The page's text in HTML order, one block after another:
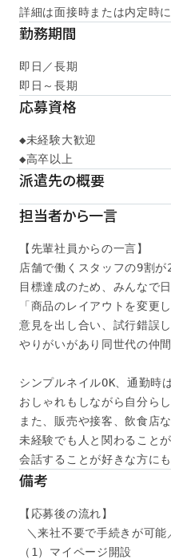
詳細は面接時または内定時
勤務期間
即日／長期
即日～長期
応募資格
◆未経験大歓迎
◆高卒以上
派遣先の概要
担当者から一言
【先輩社員からの一言】
店舗で働くスタッフの9割
目標達成のため、みんなで
「商品のレイアウトを変更
意見を出し合い、試行錯誤
やりがいがあり同世代の仲
シンプルネイルOK、通勤時
おしゃれもしながら自分ら
また、販売や接客、飲食店
未経験でも人と関わることが
会話することが好きな方に
備考
【応募後の流れ】
＼来社不要で手続きが可能
（1）マイページ開設